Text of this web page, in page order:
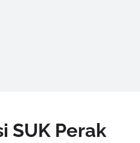
SUK Perak